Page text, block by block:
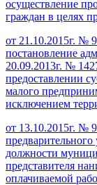
осуществление
граждан в целях
от 21.10.2015г. №
постановление
20.09.2013г. №
предоставлении
малого
исключением
от 13.10.2015г. №
должности
представителя
оплачиваемой